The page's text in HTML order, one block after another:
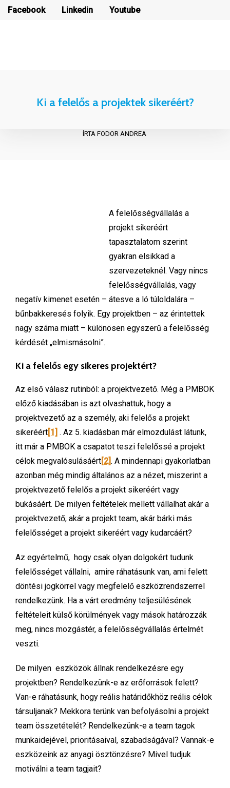
Facebook Linkedin Youtube
Hírlevél feliratkozás
Ki a felelős a projektek sikeréért?
ÍRTA FODOR ANDREA
A felelősségvállalás a
projekt sikeréért
tapasztalatom szerint
gyakran elsikkad a
szervezeteknél. Vagy nincs
felelősségvállalás, vagy
negatív kimenet esetén – átesve a ló túloldalára –
bűnbakkeresés folyik. Egy projektben – az érintettek
nagy száma miatt – különösen egyszerű a felelősség
kérdését „elmismásolni”.
Ki a felelős egy sikeres projektért?
Az első válasz rutinból: a projektvezető. Még a PMBOK
előző kiadásában is azt olvashattuk, hogy a
projektvezető az a személy, aki felelős a projekt
sikeréért[1] . Az 5. kiadásban már elmozdulást látunk,
itt már a PMBOK a csapatot teszi felelőssé a projekt
célok megvalósulásáért[2]. A mindennapi gyakorlatban
azonban még mindig általános az a nézet, miszerint a
projektvezető felelős a projekt sikeréért vagy
bukásáért. De milyen feltételek mellett vállalhat akár a
projektvezető, akár a projekt team, akár bárki más
felelősséget a projekt sikeréért vagy kudarcáért?
Az egyértelmű, hogy csak olyan dolgokért tudunk
felelősséget vállalni, amire ráhatásunk van, ami felett
döntési jogkörrel vagy megfelelő eszközrendszerrel
rendelkezünk. Ha a várt eredmény teljesülésének
feltételeit külső körülmények vagy mások határozzák
meg, nincs mozgástér, a felelősségvállalás értelmét
veszti.
De milyen eszközök állnak rendelkezésre egy
projektben? Rendelkezünk-e az erőforrások felett?
Van-e ráhatásunk, hogy reális határidőkhöz reális célok
társuljanak? Mekkora terünk van befolyásolni a projekt
team összetételét? Rendelkezünk-e a team tagok
munkaidejével, prioritásaival, szabadságával? Vannak-e
eszközeink az anyagi ösztönzésre? Mivel tudjuk
motiválni a team tagjait?